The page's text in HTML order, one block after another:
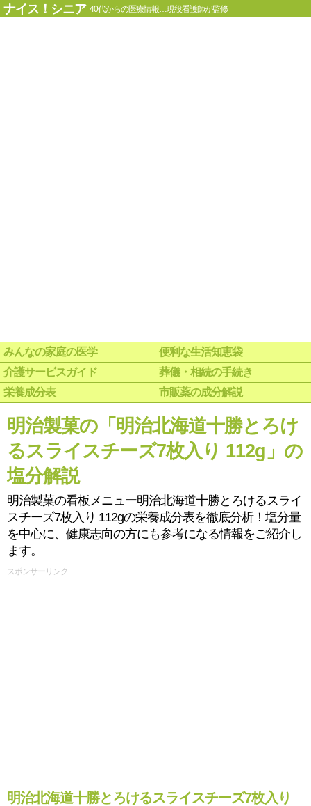
ナイス！シニア 40代からの医療情報…現役看護師が監修
みんなの家庭の医学
便利な生活知恵袋
介護サービスガイド
葬儀・相続の手続き
栄養成分表
市販薬の成分解説
明治製菓の「明治北海道十勝とろけ
るスライスチーズ7枚入り 112g」の
塩分解説
明治製菓の看板メニュー明治北海道十勝とろけるスライ
スチーズ7枚入り 112gの栄養成分表を徹底分析！塩分量
を中心に、健康志向の方にも参考になる情報をご紹介し
ます。
スポンサーリンク
明治北海道十勝とろけるスライスチーズ7枚入り